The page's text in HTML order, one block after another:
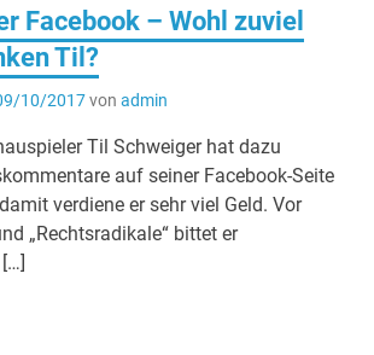
Facebook – Wohl zuviel
Til?
10/2017von admin
Til Schweiger hat dazu
auf seiner Facebook-Seite
verdiene er sehr viel Geld. Vor
„Rechtsradikale“ bittet er